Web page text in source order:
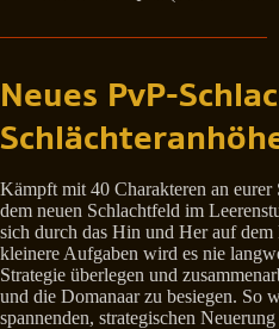
Neues PvP-
Kämpft mit 40 Charakteren an eurer
dem neuen Schlachtfeld im
sich durch das Hin und Her auf
kleinere Aufgaben wird es nie
Strategie überlegen und
und die Domanaar zu besiegen. So
spannenden, strategischen